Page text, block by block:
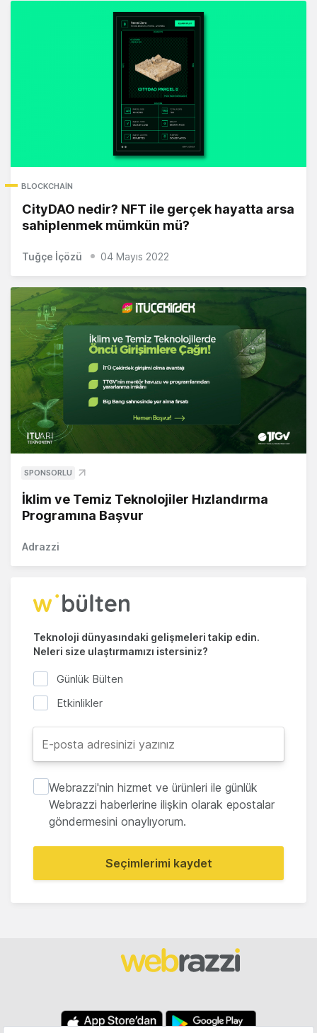
BLOCKCHAIN
CityDAO nedir? NFT ile gerçek hayatta arsa
sahiplenmek mümkün mü?
Tuğçe İçözü 04 Mayıs 2022
SPONSORLU
İklim ve Temiz Teknolojiler Hızlandırma
Programına Başvur
Adrazzi
Teknoloji dünyasındaki gelişmeleri takip edin.
Neleri size ulaştırmamızı istersiniz?
Günlük Bülten
Etkinlikler
Webrazzi'nin hizmet ve ürünleri ile günlük
Webrazzi haberlerine ilişkin olarak epostalar
göndermesini onaylıyorum.
Seçimlerimi kaydet